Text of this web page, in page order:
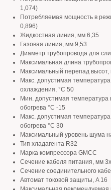
1,074)
Потребляемая мощность в
0,896)
Жидкостная линия, мм 6,35
Газовая линия, мм 9,53
Диаметр трубопровода для
Максимальная длина
Максимальный перепад высот,
Макс. допустимая
охлаждения, °С 50
Мин. допустимая температура
обогрева °С -15
Макс. допустимая
обогрева °С 30
Максимальный уровень шума
Тип хладагента R32
Марка компрессора GMCC
Сечение кабеля питания, мм
Сечение соединительного
Автомат токовой защиты, A 16